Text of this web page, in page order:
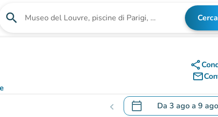
search Cerca una struttura Cerca
share
mail_outline
chevron_left calendar_today Da 3 agoa 9 ago
.Aprire il calendario per